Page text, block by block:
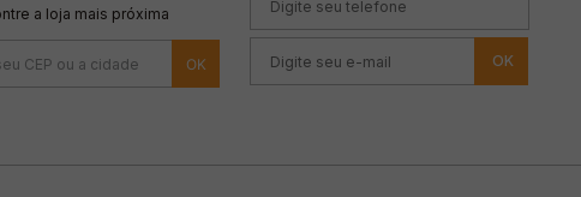
a loja mais próxima
OK